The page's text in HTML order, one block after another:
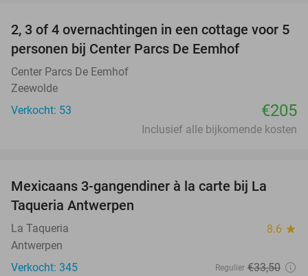
2, 3 of 4 overnachtingen in een cottage voor 5
personen bij Center Parcs De Eemhof
Center Parcs De Eemhof
Zeewolde
Verkocht: 53
€205
Inclusief alle bijkomende kosten
32%
Mexicaans 3-gangendiner à la carte bij La
Taqueria Antwerpen
La Taqueria 8.6 star
Antwerpen
Verkocht: 345
Regulier €33,50